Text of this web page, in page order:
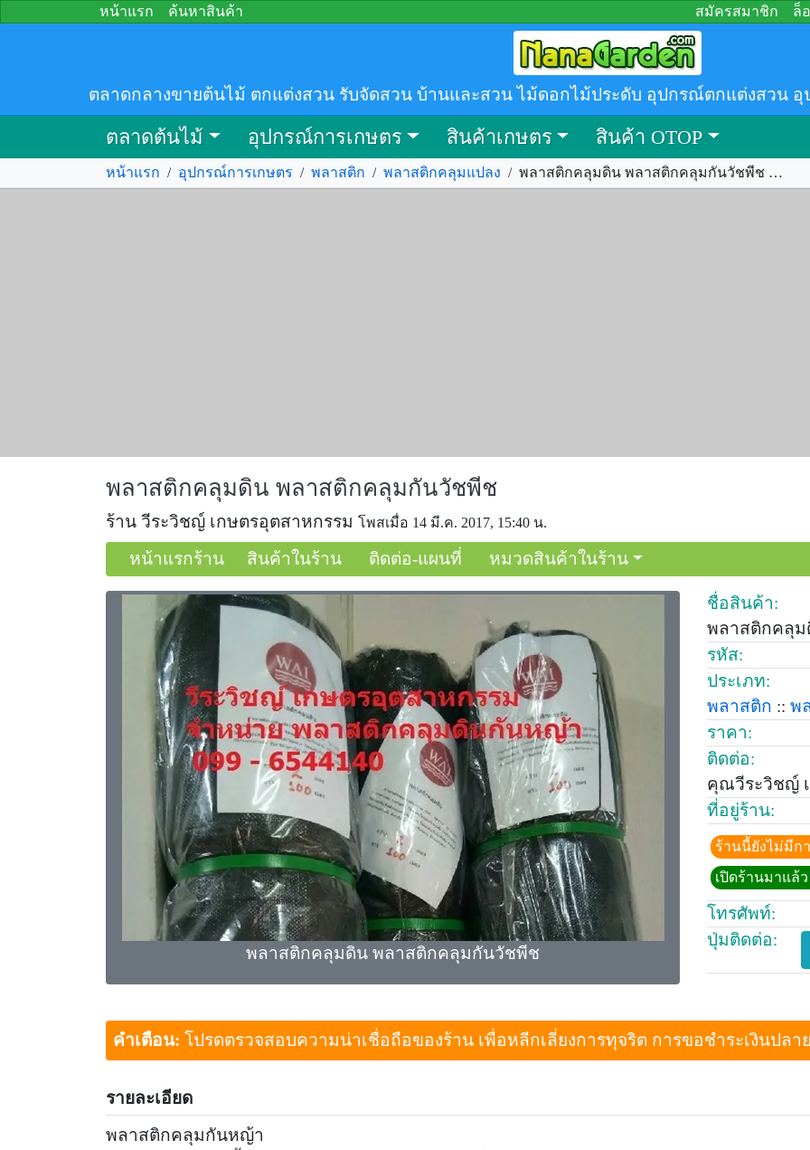
หน้าแรก ค้นหาสินค้า สมัครสมาชิก ล็
ตลาดกลางขายต้นไม้ ตกแต่งสวน รับจัดสวน บ้านและสวน ไม้ดอกไม้ประดับ อุปกรณ์ตกแต่งสวน อุ
ตลาดต้นไม้ อุปกรณ์การเกษตร สินค้าเกษตร สินค้า OTOP
หน้าแรก / อุปกรณ์การเกษตร / พลาสติก / พลาสติกคลุมแปลง / พลาสติกคลุมดิน พลาสติกคลุมกันวัชพีช รหัส.267397
พลาสติกคลุมดิน พลาสติกคลุมกันวัชพีช
ร้าน วีระวิชญ์ เกษตรอุตสาหกรรม โพสเมื่อ 14 มี.ค. 2017, 15:40 น.
หน้าแรกร้าน สินค้าในร้าน ติดต่อ-แผนที่ หมวดสินค้าในร้าน
พลาสติกคลุมดิน พลาสติกคลุมกันวัชพีช
ชื่อสินค้า:
พลาสติกคลุ
รหัส:
ประเภท:
พลาสติก :: พ
ราคา:
ติดต่อ:
คุณวีระวิชญ์
ที่อยู่ร้าน:
ร้านนี้ยังไม่มีก
เปิดร้านมาแล้ว
โทรศัพท์:
ปุ่มติดต่อ:
คำเตือน: โปรดตรวจสอบความน่าเชื่อถือของร้าน เพื่อหลีกเลี่ยงการทุจริต การขอชำระเงินปล
รายละเอียด
พลาสติกคลุมกันหญ้า